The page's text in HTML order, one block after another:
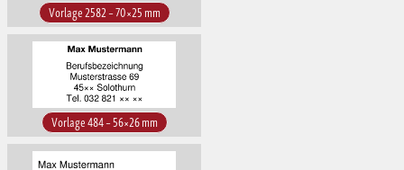
Vorlage 2582 – 70×25 mm
Vorlage 484 – 56×26 mm